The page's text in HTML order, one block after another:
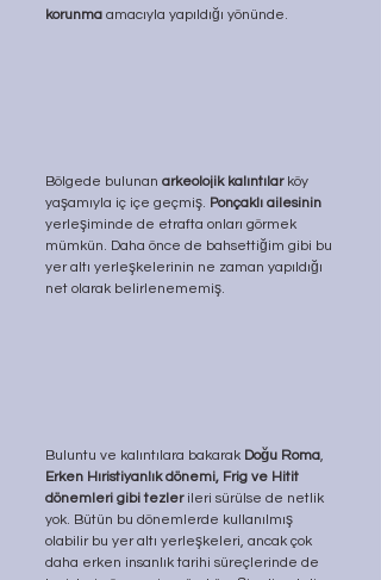
korunma amacıyla yapıldığı yönünde.
Bölgede bulunan arkeolojik kalıntılar köy
yaşamıyla iç içe geçmiş. Ponçaklı ailesinin
yerleşiminde de etrafta onları görmek
mümkün. Daha önce de bahsettiğim gibi bu
yer altı yerleşkelerinin ne zaman yapıldığı
net olarak belirlenememiş.
Buluntu ve kalıntılara bakarak Doğu Roma
Erken Hıristiyanlık dönemi, Frig ve Hitit
dönemleri gibi tezler ileri sürülse de netlik
yok. Bütün bu dönemlerde kullanılmış
olabilir bu yer altı yerleşkeleri, ancak çok
daha erken insanlık tarihi süreçlerinde de